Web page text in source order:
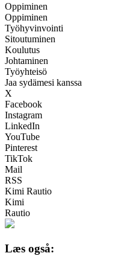
Oppiminen
Oppiminen
Työhyvinvointi
Sitoutuminen
Koulutus
Johtaminen
Työyhteisö
Jaa sydämesi kanssa
X
Facebook
Instagram
LinkedIn
YouTube
Pinterest
TikTok
Mail
RSS
Kimi Rautio
Kimi
Rautio
Læs også: